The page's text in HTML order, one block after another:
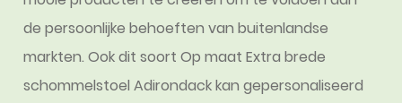
de persoonlijke behoeften van buitenlandse
markten. Ook dit soortOp maat Extra brede
schommelstoel Adirondackkan gepersonaliseerd